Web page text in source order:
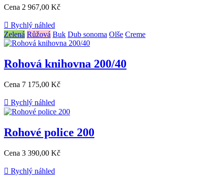
Cena 2 967,00 Kč
 Rychlý náhled
Zelená Růžová Buk Dub sonoma Olše Creme
Rohová knihovna 200/40
Cena 7 175,00 Kč
 Rychlý náhled
Rohové police 200
Cena 3 390,00 Kč
 Rychlý náhled